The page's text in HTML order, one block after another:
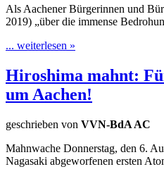
Als Aachener Bürgerinnen und
2019) „über die immense
... weiterlesen »
Hiroshima mahnt:
um Aachen!
geschrieben von VVN-BdA AC
Mahnwache Donnerstag, den 6.
Nagasaki abgeworfenen ersten